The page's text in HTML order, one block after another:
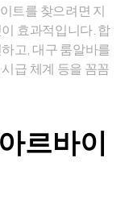
트를 찾으려면 지
효과적입니다. 합
고, 대구 룸알바를
급 체계 등을 꼼꼼
르바이